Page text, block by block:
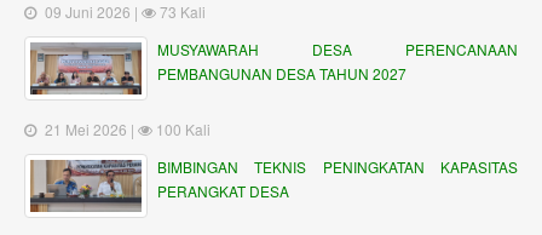
09 Juni 2026 |
73 Kali
MUSYAWARAH DESA PERENCANAAN
PEMBANGUNAN DESA TAHUN 2027
21 Mei 2026 |
100 Kali
BIMBINGAN TEKNIS PENINGKATAN KAPASITAS
PERANGKAT DESA